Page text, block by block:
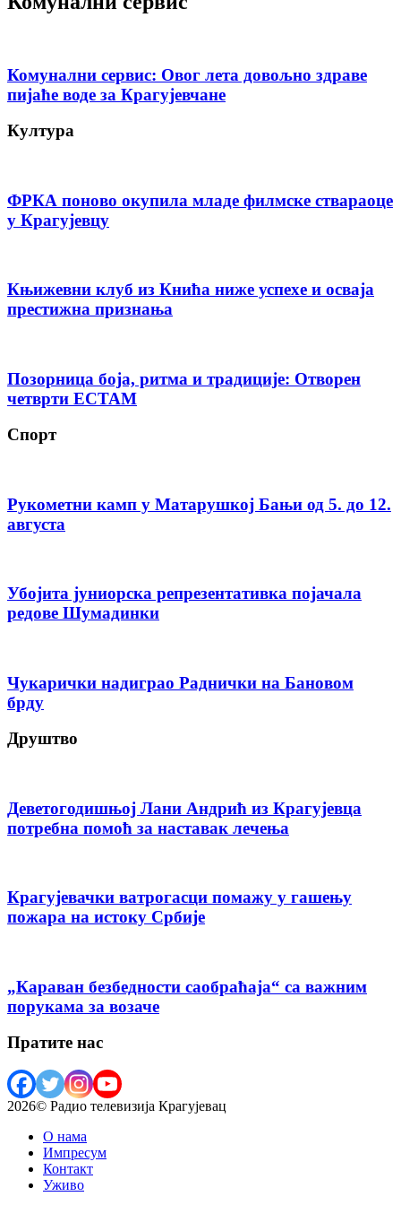
Комунални сервис: Овог лета довољно здраве
пијаће воде за Крагујевчане
Култура
ФРКА поново окупила младе филмске ствараоце
у Крагујевцу
Књижевни клуб из Кнића ниже успехе и осваја
престижна признања
Позорница боја, ритма и традиције: Отворен
четврти ЕСТАМ
Спорт
Рукометни камп у Матарушкој Бањи од 5. до 12.
августа
Убојита јуниорска репрезентативка појачала
редове Шумадинки
Чукарички надиграо Раднички на Бановом
брду
Друштво
Деветогодишњој Лани Андрић из Крагујевца
потребна помоћ за наставак лечења
Крагујевачки ватрогасци помажу у гашењу
пожара на истоку Србије
„Караван безбедности саобраћаја“ са важним
порукама за возаче
Пратите нас
2026© Радио телевизија Крагујевац
О нама
Импресум
Контакт
Уживо